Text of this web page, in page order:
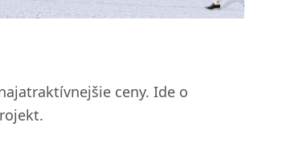
ceny. Ide o